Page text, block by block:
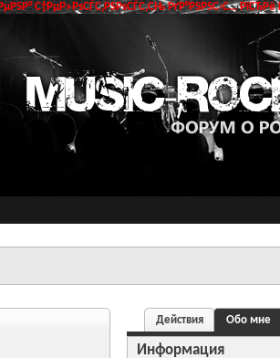
С†РµР»РѕСЃС‚РЅРѕСЃС‚СЊ РґР°РЅРЅС‹С…
Действия Обо мне
Информация